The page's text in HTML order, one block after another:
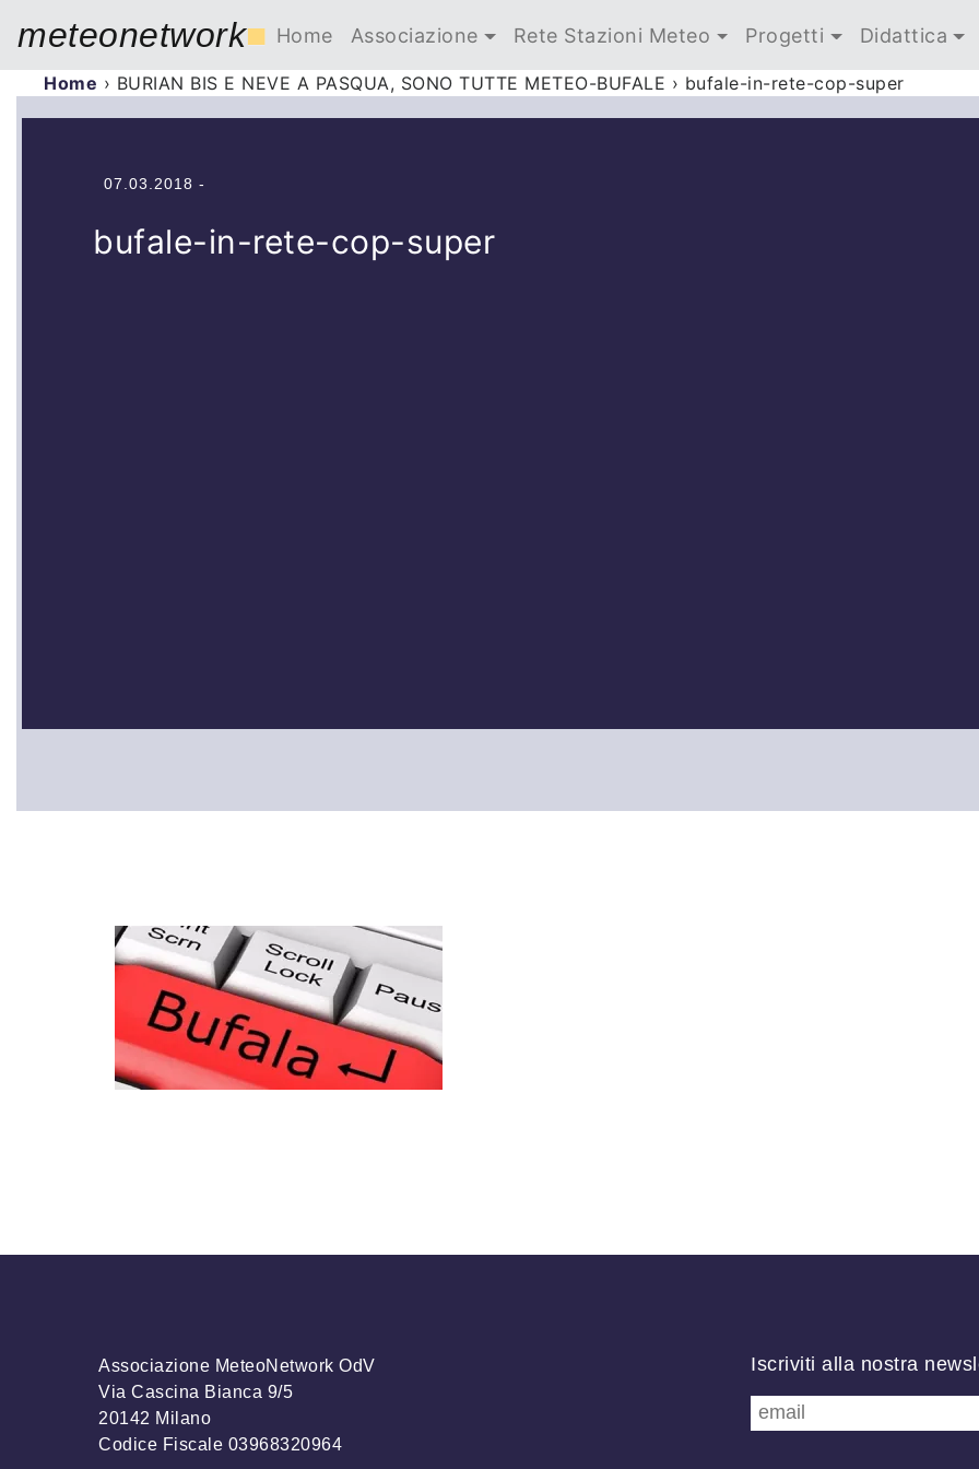
meteonetwork■ Home Associazione Rete Stazioni Meteo Progetti Didattica
Home › BURIAN BIS E NEVE A PASQUA, SONO TUTTE METEO-BUFALE › bufale-in-rete-cop-super
07.03.2018 -
bufale-in-rete-cop-super
Associazione MeteoNetwork OdV
Via Cascina Bianca 9/5
20142 Milano
Codice Fiscale 03968320964
Iscriviti alla nostra